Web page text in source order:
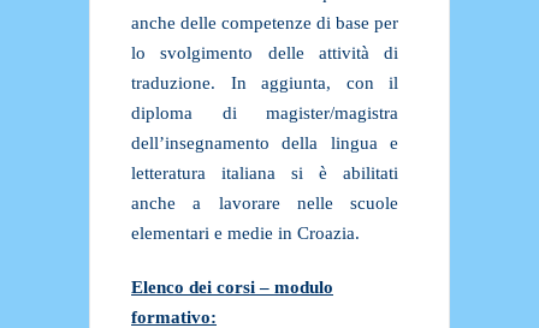
anche delle competenze di base per
lo svolgimento delle attività di
traduzione. In aggiunta, con il
diploma di magister/magistra
dell’insegnamento della lingua e
letteratura italiana si è abilitati
anche a lavorare nelle scuole
elementari e medie in Croazia.
Elenco dei corsi – modulo
formativo: